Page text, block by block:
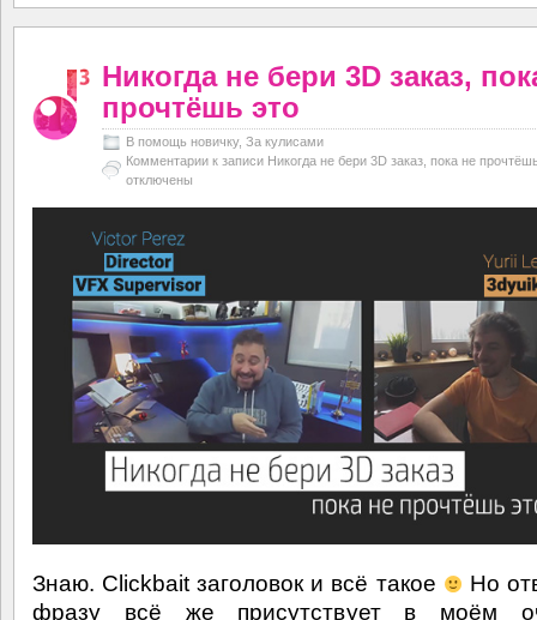
Никогда не бери 3D заказ,
прочтёшь это
В помощь новичку, За кулисами
Комментарии к записи Никогда не бери 3D заказ, пока не
отключены
Знаю. Clickbait заголовок и всё такое
Но
фразу всё же присутствует в моём